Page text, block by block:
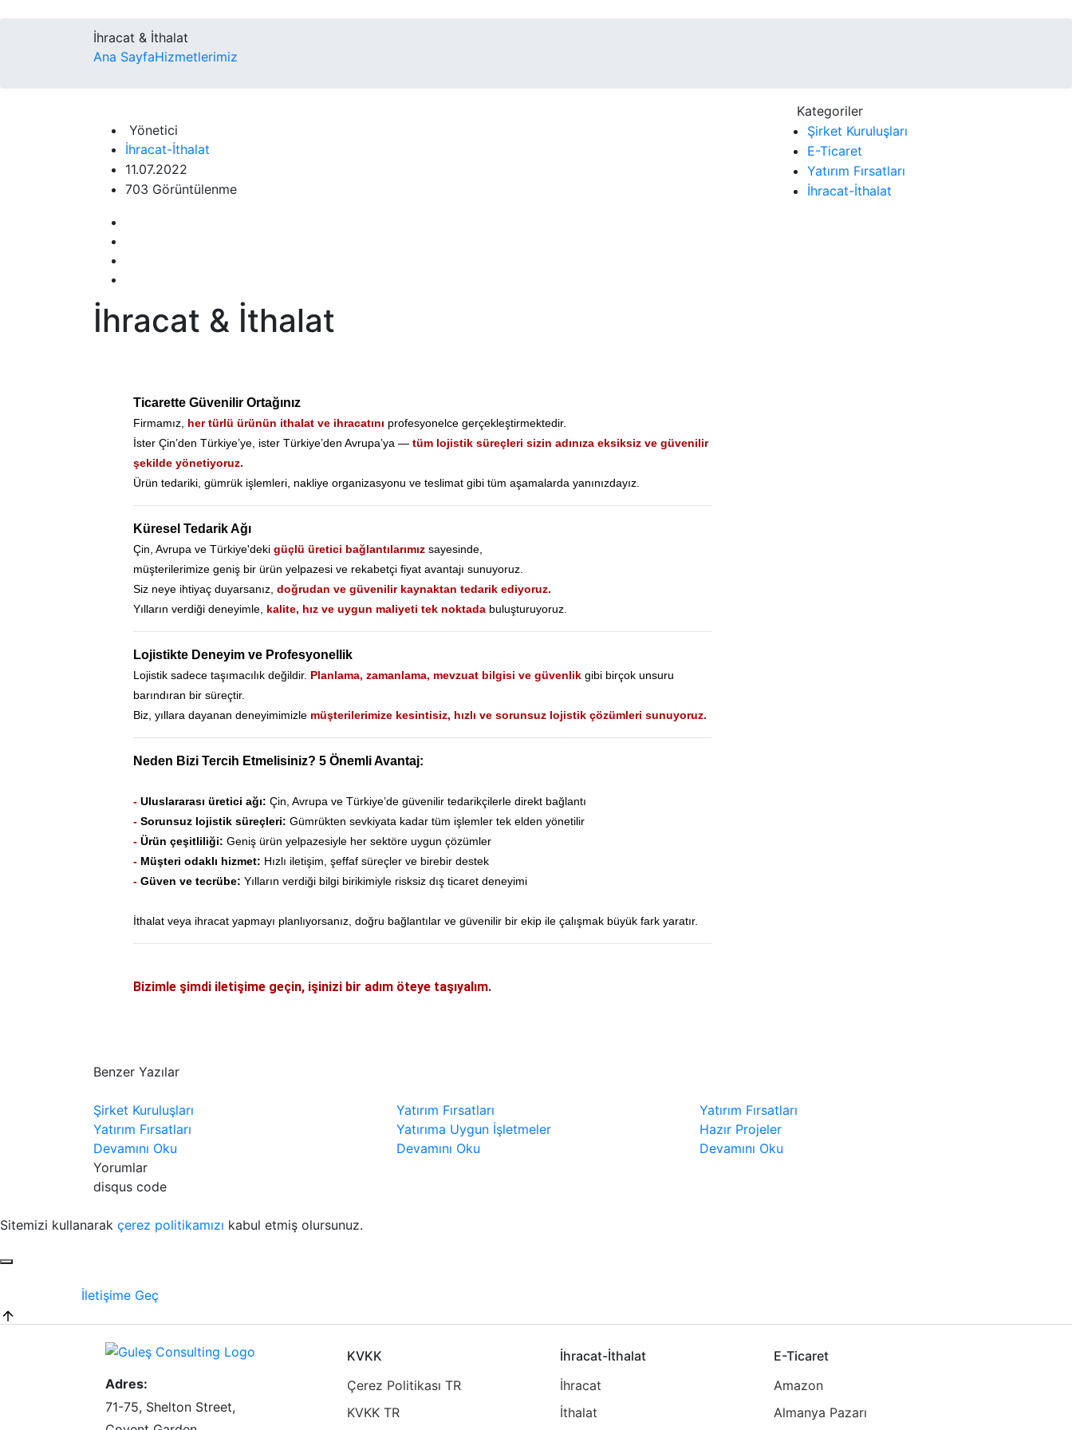
İhracat & İthalat
Ana SayfaHizmetlerimiz
Yönetici
İhracat-İthalat
11.07.2022
703 Görüntülenme
İhracat & İthalat
Ticarette Güvenilir Ortağınız
Firmamız, her türlü ürünün ithalat ve ihracatını profesyonelce gerçekleştirmektedir.
İster Çin’den Türkiye’ye, ister Türkiye’den Avrupa’ya — tüm lojistik süreçleri sizin adınıza eksiksiz ve güvenilir
şekilde yönetiyoruz.
Ürün tedariki, gümrük işlemleri, nakliye organizasyonu ve teslimat gibi tüm aşamalarda yanınızdayız.
Küresel Tedarik Ağı
Çin, Avrupa ve Türkiye'deki güçlü üretici bağlantılarımız sayesinde,
müşterilerimize geniş bir ürün yelpazesi ve rekabetçi fiyat avantajı sunuyoruz.
Siz neye ihtiyaç duyarsanız, doğrudan ve güvenilir kaynaktan tedarik ediyoruz.
Yılların verdiği deneyimle, kalite, hız ve uygun maliyeti tek noktada buluşturuyoruz.
Lojistikte Deneyim ve Profesyonellik
Lojistik sadece taşımacılık değildir. Planlama, zamanlama, mevzuat bilgisi ve güvenlik gibi birçok unsuru
barındıran bir süreçtir.
Biz, yıllara dayanan deneyimimizle müşterilerimize kesintisiz, hızlı ve sorunsuz lojistik çözümleri sunuyoruz.
Neden Bizi Tercih Etmelisiniz? 5 Önemli Avantaj:
- Uluslararası üretici ağı: Çin, Avrupa ve Türkiye’de güvenilir tedarikçilerle direkt bağlantı
- Sorunsuz lojistik süreçleri: Gümrükten sevkiyata kadar tüm işlemler tek elden yönetilir
- Ürün çeşitliliği: Geniş ürün yelpazesiyle her sektöre uygun çözümler
- Müşteri odaklı hizmet: Hızlı iletişim, şeffaf süreçler ve birebir destek
- Güven ve tecrübe: Yılların verdiği bilgi birikimiyle risksiz dış ticaret deneyimi
İthalat veya ihracat yapmayı planlıyorsanız, doğru bağlantılar ve güvenilir bir ekip ile çalışmak büyük fark yaratır.
Bizimle şimdi iletişime geçin, işinizi bir adım öteye taşıyalım.
Kategoriler
Şirket Kuruluşları
E-Ticaret
Yatırım Fırsatları
İhracat-İthalat
Benzer Yazılar
Şirket Kuruluşları
Yatırım Fırsatları
Devamını Oku
Yatırım Fırsatları
Yatırıma Uygun İşletmeler
Devamını Oku
Yatırım Fırsatları
Hazır Projeler
Devamını Oku
Yorumlar
disqus code
Sitemizi kullanarak çerez politikamızı kabul etmiş olursunuz.
İletişime Geç
Adres:
71-75, Shelton Street,
KVKK
Çerez Politikası TR
KVKK TR
İhracat-İthalat
İhracat
İthalat
E-Ticaret
Amazon
Almanya Pazarı